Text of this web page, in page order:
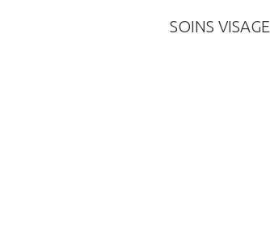
SOINS VISAGE